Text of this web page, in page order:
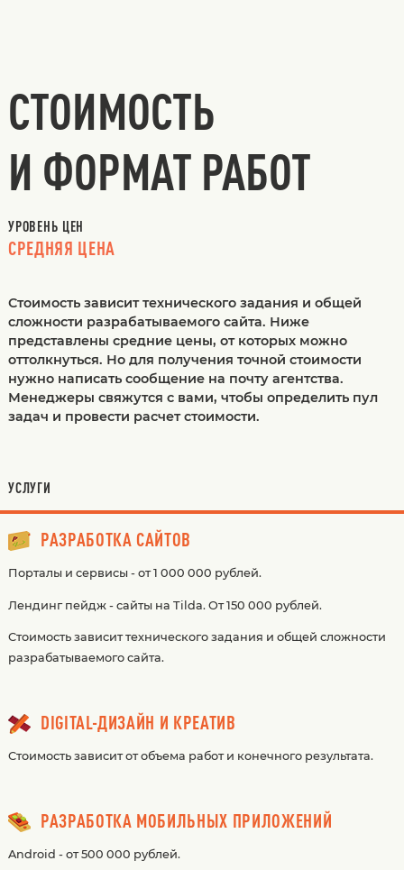
СТОИМОСТЬ
И ФОРМАТ РАБОТ
УРОВЕНЬ ЦЕН
СРЕДНЯЯ ЦЕНА
Стоимость зависит технического задания и общей
сложности разрабатываемого сайта. Ниже
представлены средние цены, от которых можно
оттолкнуться. Но для получения точной стоимости
нужно написать сообщение на почту агентства.
Менеджеры свяжутся с вами, чтобы определить пул
задач и провести расчет стоимости.
УСЛУГИ
РАЗРАБОТКА САЙТОВ
Порталы и сервисы - от 1 000 000 рублей.
Лендинг пейдж - сайты на Tilda. От 150 000 рублей.
Стоимость зависит технического задания и общей сложности
разрабатываемого сайта.
DIGITAL-ДИЗАЙН И КРЕАТИВ
Стоимость зависит от объема работ и конечного результата.
РАЗРАБОТКА МОБИЛЬНЫХ ПРИЛОЖЕНИЙ
Android - от 500 000 рублей.